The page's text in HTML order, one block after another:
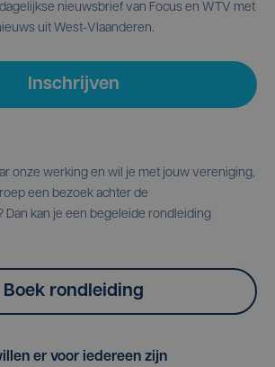
nieuwsbrief van Focus en WTV met
uit West-Vlaanderen.
Inschrijven
onze werking en wil je met jouw vereniging,
een bezoek achter de
Dan kan je een begeleide rondleiding
Boek rondleiding
er voor iedereen zijn